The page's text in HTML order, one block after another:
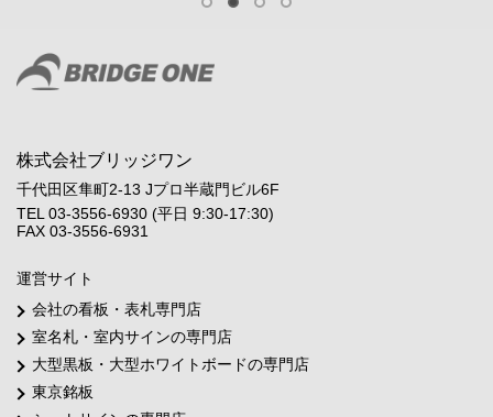
株式会社ブリッジワン
千代田区隼町2-13 Jプロ半蔵門ビル6F
TEL 03-3556-6930 (平日 9:30-17:30)
FAX 03-3556-6931
運営サイト
会社の看板・表札専門店
室名札・室内サインの専門店
大型黒板・大型ホワイトボードの専門店
東京銘板